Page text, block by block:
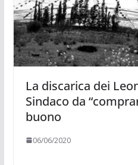
La discarica dei
Sindaco da
buono
06/06/2020